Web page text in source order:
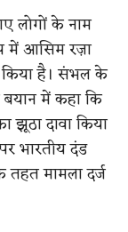
लोगों के नाम
में आसिम रज़ा
किया है। संभल के
बयान में कहा कि
झूठा दावा किया
भारतीय दंड
मामला दर्ज